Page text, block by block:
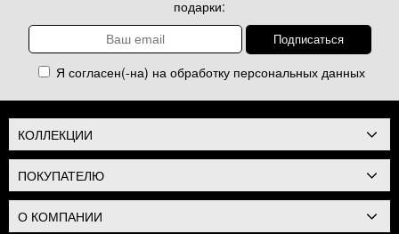
подарки:
Я согласен(-на) на обработку персональных данных
КОЛЛЕКЦИИ
ПОКУПАТЕЛЮ
О КОМПАНИИ